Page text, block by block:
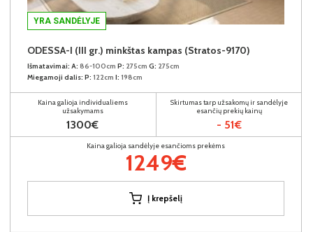
YRA SANDĖLYJE
ODESSA-I (III gr.) minkštas kampas (Stratos-9170)
Išmatavimai: A: 86-100cm P: 275cm G: 275cm
Miegamoji dalis: P: 122cm I: 198cm
Kaina galioja individualiems
užsakymams
1300€
Skirtumas tarp užsakomų ir sandėlyje
esančių prekių kainų
- 51€
Kaina galioja sandėlyje esančioms prekėms
1249€
Į krepšelį